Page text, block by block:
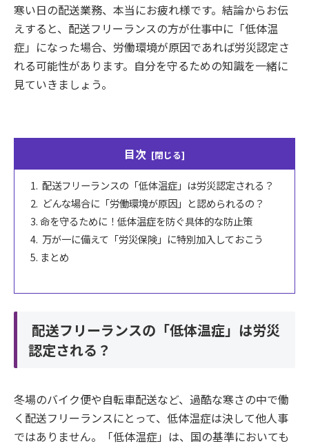
寒い日の配送業務、本当にお疲れ様です。結論からお伝
えすると、配送フリーランスの方が仕事中に「低体温
症」になった場合、労働環境が原因であれば労災認定さ
れる可能性があります。自分を守るための知識を一緒に
見ていきましょう。
目次
配送フリーランスの「低体温症」は労災認定される？
どんな場合に「労働環境が原因」と認められるの？
命を守るために！低体温症を防ぐ具体的な防止策
万が一に備えて「労災保険」に特別加入しておこう
まとめ
配送フリーランスの「低体温症」は労災
認定される？
冬場のバイク便や自転車配送など、過酷な寒さの中で働
く配送フリーランスにとって、低体温症は決して他人事
ではありません。「低体温症」は、国の基準においても